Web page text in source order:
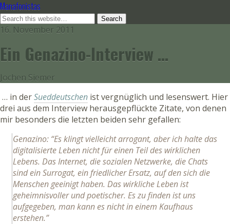
Manafonistas
16. November 2011
Ein Genazino-Interview …
Jochen Siemer
… in derSueddeutschen ist vergnüglich und lesenswert. Hier
drei aus dem Interview herausgepflückte Zitate, von denen
mir besonders die letzten beiden sehr gefallen:
Genazino: “Es klingt vielleicht arrogant, aber ich halte das
digitalisierte Leben nicht für einen Teil des wirklichen
Lebens. Das Internet, die sozialen Netzwerke, die Chats
sind ein Surrogat, ein friedlicher Ersatz, auf den sich die
Menschen geeinigt haben. Das wirkliche Leben ist
geheimnisvoller und poetischer. Es zu finden ist uns
aufgegeben, man kann es nicht in einem Kaufhaus
erstehen.”